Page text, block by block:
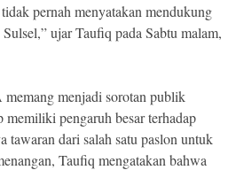
pernah menyatakan mendukung
ujar Taufiq pada Sabtu malam,
menjadi sorotan publik
memiliki pengaruh besar terhadap
tawaran dari salah satu paslon untuk
Taufiq mengatakan bahwa